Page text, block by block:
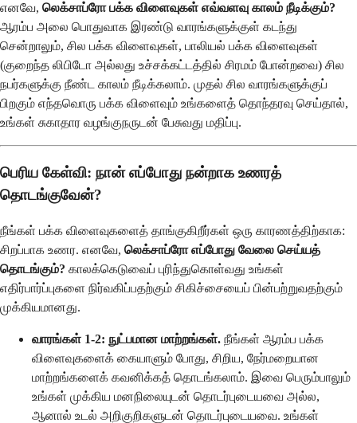
எனவே, லெக்சாப்ரோ பக்க விளைவுகள் எவ்வளவு காலம் நீடிக்கும்?
ஆரம்ப அலை பொதுவாக இரண்டு வாரங்களுக்குள் கடந்து
சென்றாலும், சில பக்க விளைவுகள், பாலியல் பக்க விளைவுகள்
(குறைந்த லிபிடோ அல்லது உச்சக்கட்டத்தில் சிரமம் போன்றவை) சில
நபர்களுக்கு நீண்ட காலம் நீடிக்கலாம். முதல் சில வாரங்களுக்குப்
பிறகும் எந்தவொரு பக்க விளைவும் உங்களைத் தொந்தரவு செய்தால்,
உங்கள் சுகாதார வழங்குநருடன் பேசுவது மதிப்பு.
பெரிய கேள்வி: நான் எப்போது நன்றாக உணரத்
தொடங்குவேன்?
நீங்கள் பக்க விளைவுகளைத் தாங்குகிறீர்கள் ஒரு காரணத்திற்காக:
சிறப்பாக உணர. எனவே, லெக்சாப்ரோ எப்போது வேலை செய்யத்
தொடங்கும்? காலக்கெடுவைப் புரிந்துகொள்வது உங்கள்
எதிர்பார்ப்புகளை நிர்வகிப்பதற்கும் சிகிச்சையைப் பின்பற்றுவதற்கும்
முக்கியமானது.
வாரங்கள் 1-2: நுட்பமான மாற்றங்கள். நீங்கள் ஆரம்ப பக்க
விளைவுகளைக் கையாளும் போது, சிறிய, நேர்மறையான
மாற்றங்களைக் கவனிக்கத் தொடங்கலாம். இவை பெரும்பாலும்
உங்கள் முக்கிய மனநிலையுடன் தொடர்புடையவை அல்ல,
ஆனால் உடல் அறிகுறிகளுடன் தொடர்புடையவை. உங்கள்